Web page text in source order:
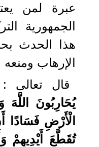
عبرة لمن
الجمهورية
هذا الحدث
الإرهاب
قال تعالى
يُحَارِبُونَ
الْأَرْضِ فَسَادًا
تُقَطَّعَ أَيْدِيهِمْ